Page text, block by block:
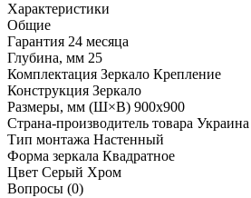
Характеристики
Общие
Гарантия 24 месяца
Глубина, мм 25
Комплектация Зеркало Крепление
Конструкция Зеркало
Размеры, мм (Ш×В) 900x900
Страна-производитель товара Украина
Тип монтажа Настенный
Форма зеркала Квадратное
Цвет Серый Хром
Вопросы (0)